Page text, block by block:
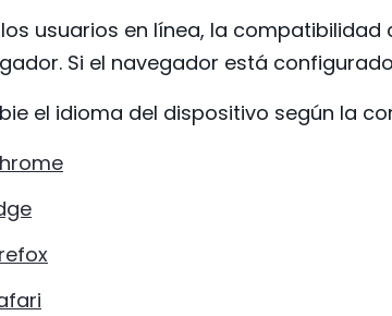
usuarios en línea, la
Si el navegador está
el idioma del dispositivo según la